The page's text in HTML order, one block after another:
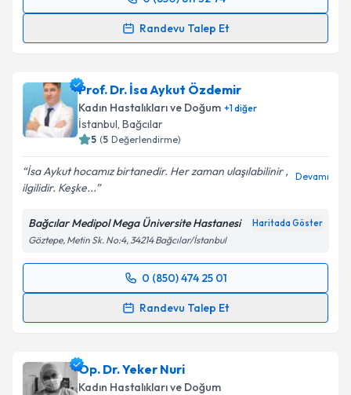
Randevu Talep Et
Randevu Takvimi Talebi
için bir takvim hazırlandığında e-posta ile
bilgilendireceğiz.
E-posta Adresiniz
Kişisel verilerimin işlenmesine ilişkin
Metni'ni okudum ve kişisel verilerimin belirtilen
kapsamda işlenmesini kabul ediyorum.
Takvim Talebini Gönder
Prof. Dr. İsa Aykut Özdemir
Kadın Hastalıkları ve Doğum +1diğer
İstanbul, Bağcılar
5 (5 Değerlendirme)
İsa Aykut hocamız birtanedir. Her zaman ulaşılabilinir ,
ilgilidir. Keşke...
Devamı
Bağcılar Medipol Mega Üniversite Hastanesi Haritada Göster
Göztepe, Metin Sk. No:4, 34214 Bağcılar/İstanbul
0 (850) 474 25 01
Randevu Talep Et
Randevu Takvimi Talebi
için bir takvim hazırlandığında e-posta ile
bilgilendireceğiz.
Op. Dr. Yeker Nuri
Kadın Hastalıkları ve Doğum